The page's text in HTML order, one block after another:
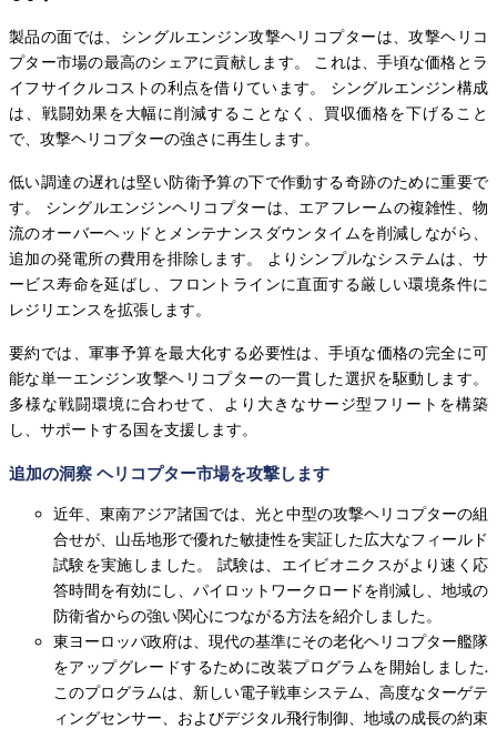
製品の面では、シングルエンジン攻撃ヘリコプターは、攻撃ヘリコ
プター市場の最高のシェアに貢献します。 これは、手頃な価格とラ
イフサイクルコストの利点を借りています。 シングルエンジン構成
は、戦闘効果を大幅に削減することなく、買収価格を下げること
で、攻撃ヘリコプターの強さに再生します。
低い調達の遅れは堅い防衛予算の下で作動する奇跡のために重要で
す。 シングルエンジンヘリコプターは、エアフレームの複雑性、物
流のオーバーヘッドとメンテナンスダウンタイムを削減しながら、
追加の発電所の費用を排除します。 よりシンプルなシステムは、サ
ービス寿命を延ばし、フロントラインに直面する厳しい環境条件に
レジリエンスを拡張します。
要約では、軍事予算を最大化する必要性は、手頃な価格の完全に可
能な単一エンジン攻撃ヘリコプターの一貫した選択を駆動します。
多様な戦闘環境に合わせて、より大きなサージ型フリートを構築
し、サポートする国を支援します。
追加の洞察 ヘリコプター市場を攻撃します
近年、東南アジア諸国では、光と中型の攻撃ヘリコプターの組
合せが、山岳地形で優れた敏捷性を実証した広大なフィールド
試験を実施しました。 試験は、エイビオニクスがより速く応
答時間を有効にし、パイロットワークロードを削減し、地域の
防衛省からの強い関心につながる方法を紹介しました。
東ヨーロッパ政府は、現代の基準にその老化ヘリコプター艦隊
をアップグレードするために改装プログラムを開始しました.
このプログラムは、新しい電子戦車システム、高度なターゲテ
ィングセンサー、およびデジタル飛行制御、地域の成長の約束